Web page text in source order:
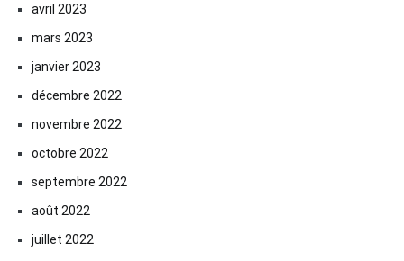
avril 2023
mars 2023
janvier 2023
décembre 2022
novembre 2022
octobre 2022
septembre 2022
août 2022
juillet 2022